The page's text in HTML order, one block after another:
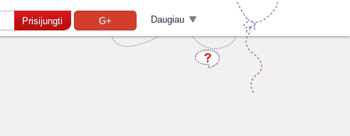
Prisijungti G+ Daugiau